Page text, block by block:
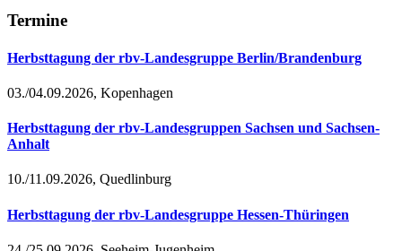
Termine
Herbsttagung der rbv-Landesgruppe Berlin/Brandenburg
03./04.09.2026, Kopenhagen
Herbsttagung der rbv-Landesgruppen Sachsen und Sachsen-
Anhalt
10./11.09.2026, Quedlinburg
Herbsttagung der rbv-Landesgruppe Hessen-Thüringen